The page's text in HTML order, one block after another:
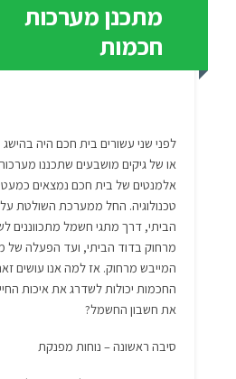
מתכנן מערכות
חכמות
לפני שני עשורים בית חכם היה
או של גיקים מושבעים שתכננו
אלמנטים של בית חכם נמצאים
טכנולוגיה. החל ממערכת השולטת
הביתי, דרך מתגי חשמל מתכווננים
מרחוק בדוד הביתי, ועד הפעלה של
המייבש מרחוק. אז למה אנו עושים
החכמות יכולות לשדרג את איכות
את חשבון החשמל?
סיבה ראשונה – נוחות מפנקת